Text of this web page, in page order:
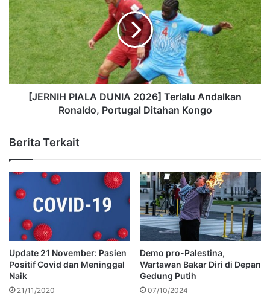
[JERNIH PIALA DUNIA 2026] Terlalu Andalkan
Ronaldo, Portugal Ditahan Kongo
Berita Terkait
Update 21 November: Pasien
Positif Covid dan Meninggal
Naik
21/11/2020
Demo pro-Palestina,
Wartawan Bakar Diri di Depan
Gedung Putih
07/10/2024